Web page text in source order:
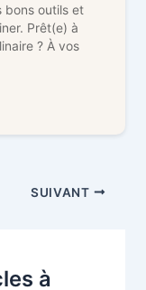
bons outils et
Prêt(e) à
? À vos
SUIVANT
à